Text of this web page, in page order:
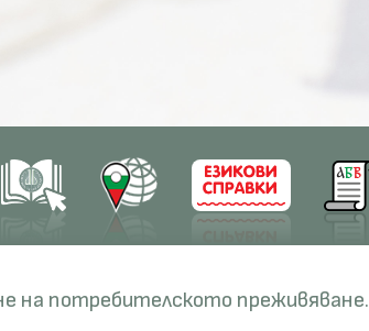
на потребителското преживяване.